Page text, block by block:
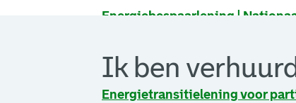
Energiebespaarlening |
. Link opent een externe pagina
Ik ben
Energietransitielening voor